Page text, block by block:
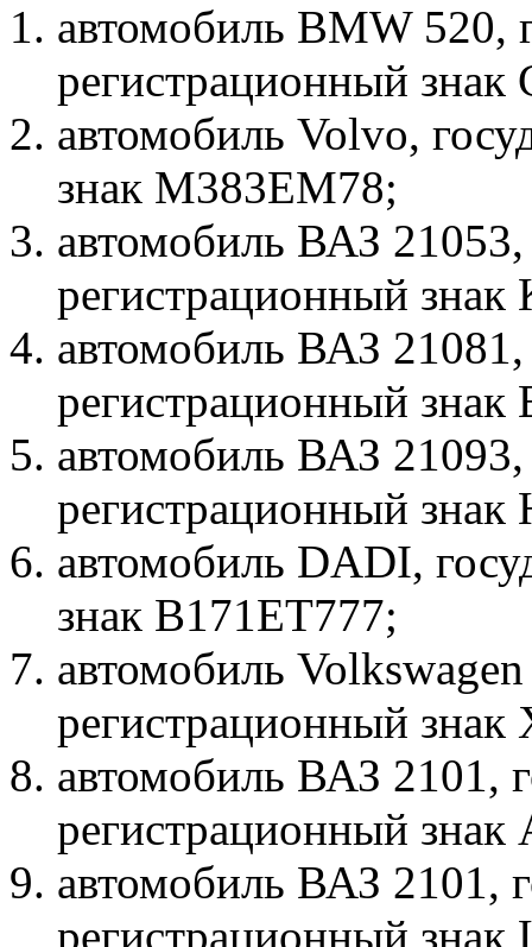
автомобиль BMW 520,
регистрационный
автомобиль Volvo,
знак М383ЕМ78;
автомобиль ВАЗ 21053,
регистрационный
автомобиль ВАЗ 21081,
регистрационный
автомобиль ВАЗ 21093,
регистрационный
автомобиль DADI,
знак В171ЕТ777;
автомобиль
регистрационный
автомобиль ВАЗ 2101,
регистрационный
автомобиль ВАЗ 2101,
регистрационный